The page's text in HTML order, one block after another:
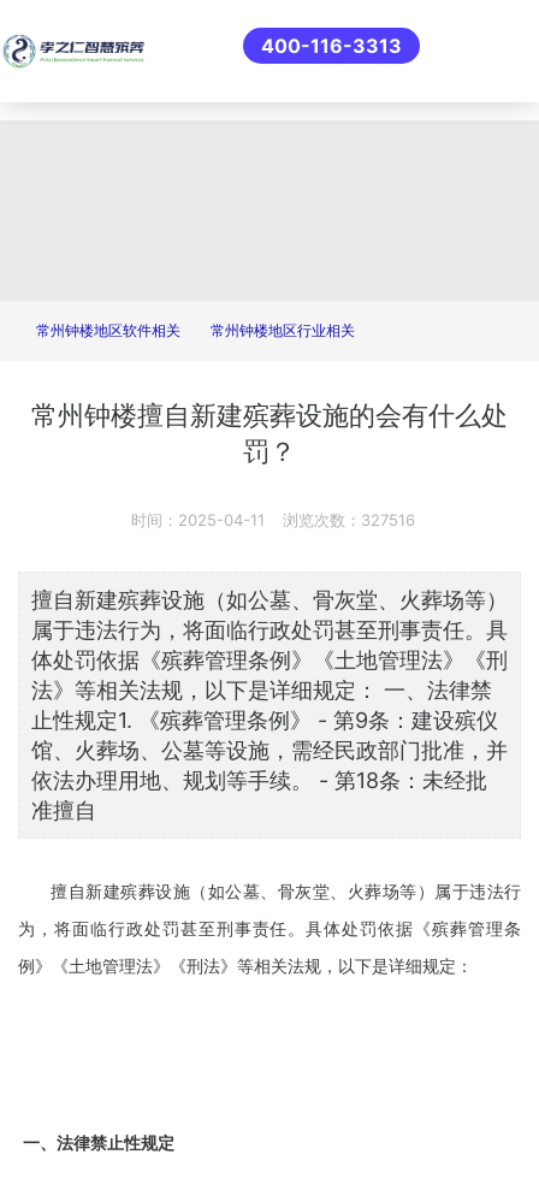
400-116-3313
常州钟楼地区软件相关 常州钟楼地区行业相关
‌常州钟楼擅自新建殡葬设施的会有什么处
罚？
时间：2025-04-11 浏览次数：327516
擅自新建殡葬设施（如公墓、骨灰堂、火葬场等）
属于违法行为，将面临行政处罚甚至刑事责任。具
体处罚依据《殡葬管理条例》《土地管理法》《刑
法》等相关法规，以下是详细规定： 一、法律禁
止性规定1. 《殡葬管理条例》 - 第9条：建设殡仪
馆、火葬场、公墓等设施，需经民政部门批准，并
依法办理用地、规划等手续。 - 第18条：未经批
准擅自
擅自新建殡葬设施（如公墓、骨灰堂、火葬场等）属于违法行
为，将面临行政处罚甚至刑事责任。具体处罚依据《殡葬管理条
例》《土地管理法》《刑法》等相关法规，以下是详细规定：
一、法律禁止性规定